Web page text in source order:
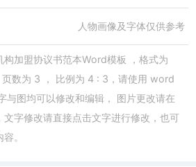
人物画像及字体仅供参考
构加盟协议书范本Word模板
，格式为
数为 3 ， 比例为 4 : 3 ，请使用 word
与图均可以修改和编辑， 图片更改请在
字修改请直接点击文字进行修改，也可
。